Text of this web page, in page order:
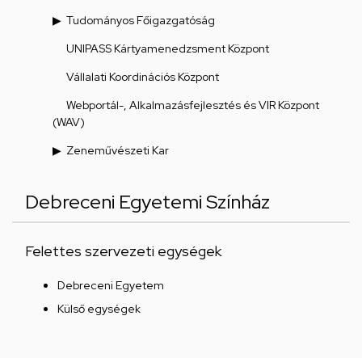
Tudományos Főigazgatóság
UNIPASS Kártyamenedzsment Központ
Vállalati Koordinációs Központ
Webportál-, Alkalmazásfejlesztés és VIR Központ
(WAV)
Zeneművészeti Kar
Debreceni Egyetemi Színház
Felettes szervezeti egységek
Debreceni Egyetem
Külső egységek